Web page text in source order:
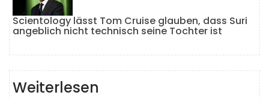
Scientology lässt Tom Cruise glauben, dass Suri
angeblich nicht technisch seine Tochter ist
Weiterlesen